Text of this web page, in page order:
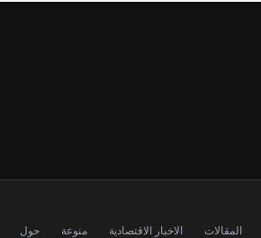
المقالات الاخبار الاقتصادية منوعة حول